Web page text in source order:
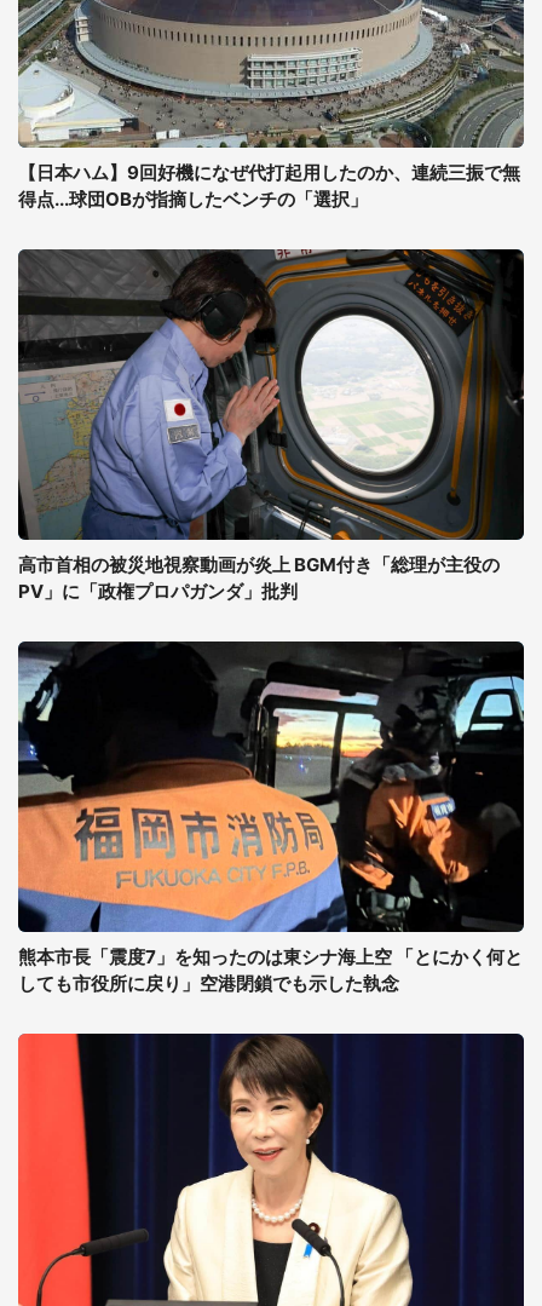
【日本ハム】9回好機になぜ代打起用したのか、連続三振で無
得点...球団OBが指摘したベンチの「選択」
高市首相の被災地視察動画が炎上 BGM付き「総理が主役の
PV」に「政権プロパガンダ」批判
熊本市長「震度7」を知ったのは東シナ海上空 「とにかく何と
しても市役所に戻り」空港閉鎖でも示した執念